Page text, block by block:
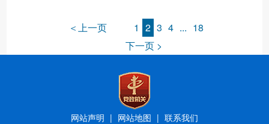
＜上一页 1 2 3 4 ... 18
下一页 >
网站声明 | 网站地图 | 联系我们